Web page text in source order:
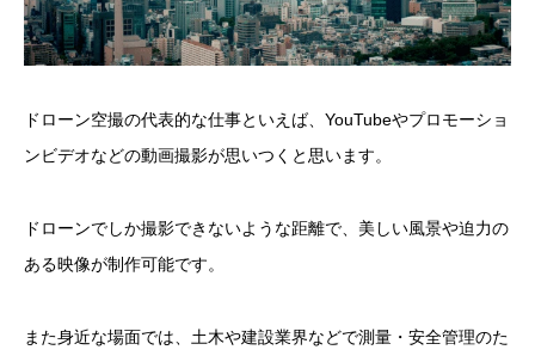
ドローン空撮の代表的な仕事といえば、YouTubeやプロモーショ
ンビデオなどの動画撮影が思いつくと思います。
ドローンでしか撮影できないような距離で、美しい風景や迫力の
ある映像が制作可能です。
また身近な場面では、土木や建設業界などで測量・安全管理のた